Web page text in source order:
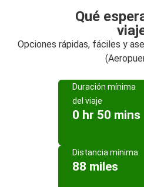
Qué
Opciones rápidas, fáciles y
Duración mínima
del viaje
0 hr 50 mins
Distancia mínima
88 miles